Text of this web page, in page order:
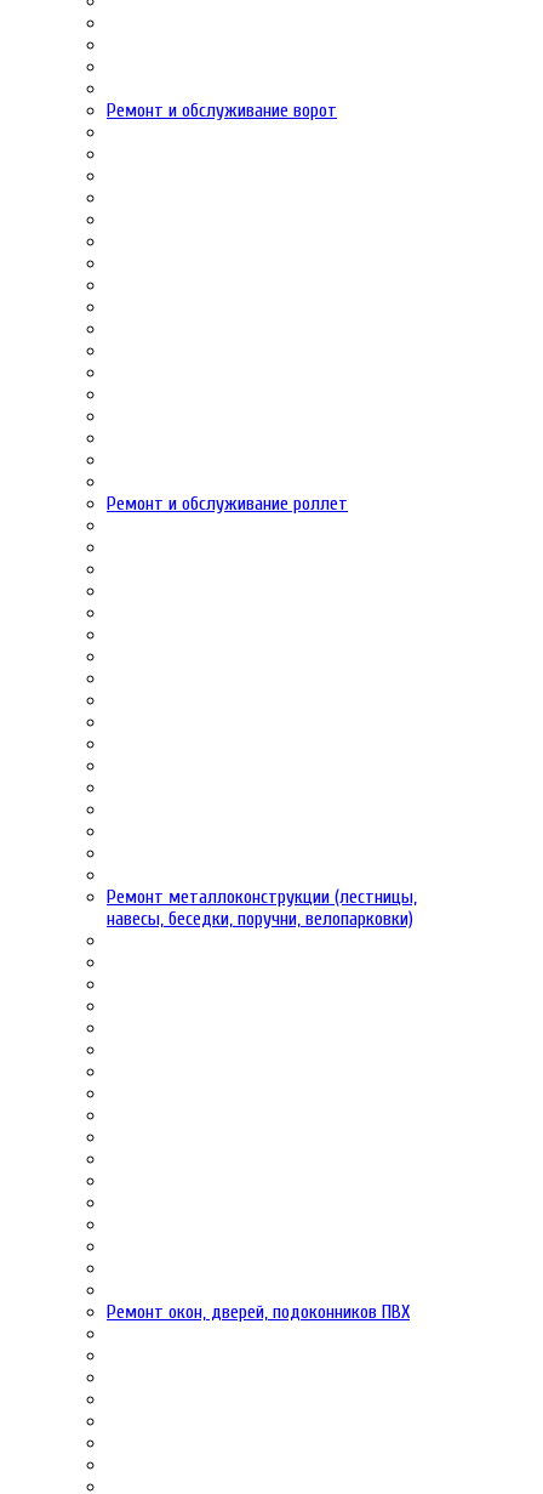
Ремонт и обслуживание ворот
Ремонт и обслуживание роллет
Ремонт металлоконструкции (лестницы,
навесы, беседки, поручни, велопарковки)
Ремонт окон, дверей, подоконников ПВХ